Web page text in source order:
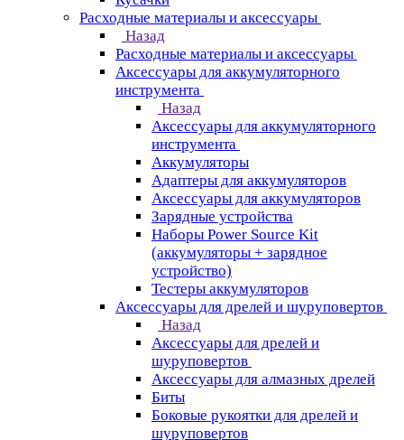
Расходные материалы и аксессуары
Назад
Расходные материалы и аксессуары
Аксессуары для аккумуляторного
инструмента
Назад
Аксессуары для аккумуляторного
инструмента
Aккумуляторы
Адаптеры для аккумуляторов
Аксессуары для аккумуляторов
Зарядные устройства
Наборы Power Source Kit
(аккумуляторы + зарядное
устройство)
Тестеры аккумуляторов
Аксессуары для дрелей и шуруповертов
Назад
Аксессуары для дрелей и
шуруповертов
Аксессуары для алмазных дрелей
Биты
Боковые рукоятки для дрелей и
шуруповертов